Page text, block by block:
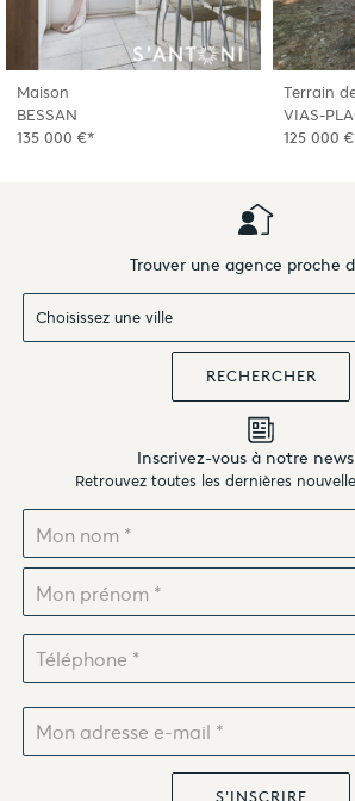
Maison
BESSAN
135 000 €*
Terrain
VIAS-
125 000
Trouver une agence proche
Choisissez une ville
Inscrivez-vous à notre
Retrouvez toutes les dernières